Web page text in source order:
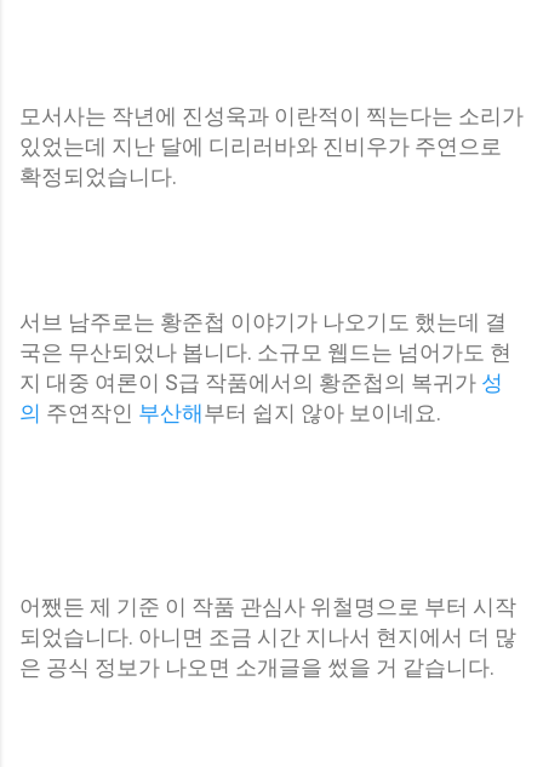
모서사는 작년에 진성욱과 이란적이 찍는다는 소리가
있었는데 지난 달에 디리러바와 진비우가 주연으로
확정되었습니다.
서브 남주로는 황준첩 이야기가 나오기도 했는데 결
국은 무산되었나 봅니다. 소규모 웹드는 넘어가도 현
지 대중 여론이 S급 작품에서의 황준첩의 복귀가 성
의 주연작인 부산해부터 쉽지 않아 보이네요.
어쨌든 제 기준 이 작품 관심사 위철명으로 부터 시작
되었습니다. 아니면 조금 시간 지나서 현지에서 더 많
은 공식 정보가 나오면 소개글을 썼을 거 같습니다.